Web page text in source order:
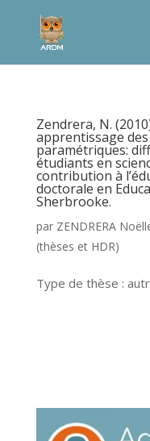
Zendrera, N.
apprentissage
paramétriques:
étudiants en
contribution à
doctorale en
Sherbrooke.
par ZENDRERA
(thèses et HDR)
Type de thèse :